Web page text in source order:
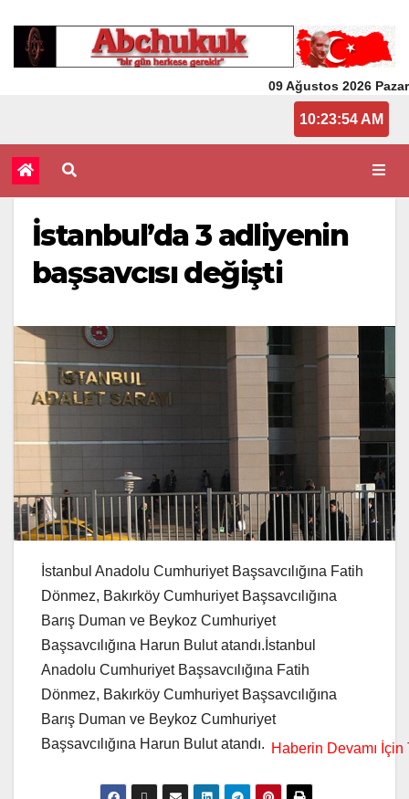
09 Ağustos 2026 Pazar
10:23:54 AM
İstanbul’da 3 adliyenin
başsavcısı değişti
İstanbul Anadolu Cumhuriyet Başsavcılığına Fatih
Dönmez, Bakırköy Cumhuriyet Başsavcılığına
Barış Duman ve Beykoz Cumhuriyet
Başsavcılığına Harun Bulut atandı.İstanbul
Anadolu Cumhuriyet Başsavcılığına Fatih
Dönmez, Bakırköy Cumhuriyet Başsavcılığına
Barış Duman ve Beykoz Cumhuriyet
Başsavcılığına Harun Bulut atandı.